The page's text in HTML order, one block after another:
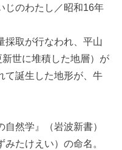
じのわたし／昭和16年
採取が行なわれ、平山
世に堆積した地層）が
て誕生した地形が、牛
然学』（岩波新書）
たけえい）の命名。